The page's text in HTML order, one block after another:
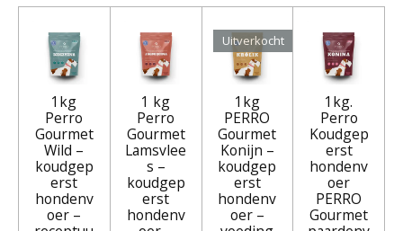
1kg
Perro
Gourmet
Wild –
koudgep
erst
hondenv
oer –
1 kg
Perro
Gourmet
Lamsvlee
s –
koudgep
erst
hondenv
Uitverkocht
1kg
PERRO
Gourmet
Konijn –
koudgep
erst
hondenv
oer –
1kg.
Perro
Koudgep
erst
hondenv
oer
PERRO
Gourmet